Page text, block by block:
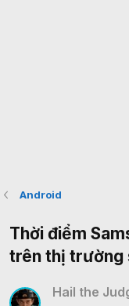
Android
Thời điểm
trên thị trường
Hail the